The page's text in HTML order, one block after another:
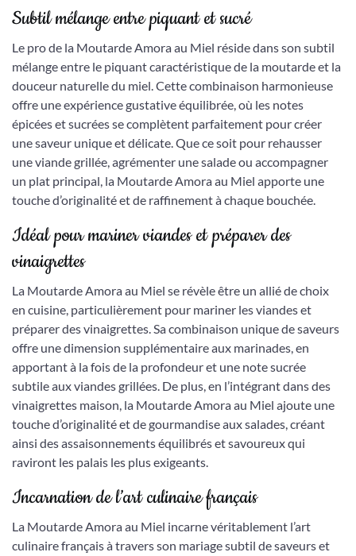
Subtil mélange entre piquant et sucré
Le pro de la Moutarde Amora au Miel réside dans son subtil
mélange entre le piquant caractéristique de la moutarde et la
douceur naturelle du miel. Cette combinaison harmonieuse
offre une expérience gustative équilibrée, où les notes
épicées et sucrées se complètent parfaitement pour créer
une saveur unique et délicate. Que ce soit pour rehausser
une viande grillée, agrémenter une salade ou accompagner
un plat principal, la Moutarde Amora au Miel apporte une
touche d’originalité et de raffinement à chaque bouchée.
Idéal pour mariner viandes et préparer des
vinaigrettes
La Moutarde Amora au Miel se révèle être un allié de choix
en cuisine, particulièrement pour mariner les viandes et
préparer des vinaigrettes. Sa combinaison unique de saveurs
offre une dimension supplémentaire aux marinades, en
apportant à la fois de la profondeur et une note sucrée
subtile aux viandes grillées. De plus, en l’intégrant dans des
vinaigrettes maison, la Moutarde Amora au Miel ajoute une
touche d’originalité et de gourmandise aux salades, créant
ainsi des assaisonnements équilibrés et savoureux qui
raviront les palais les plus exigeants.
Incarnation de l’art culinaire français
La Moutarde Amora au Miel incarne véritablement l’art
culinaire français à travers son mariage subtil de saveurs et